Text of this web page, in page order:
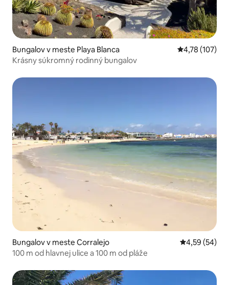
Bungalov v meste Playa Blanca Priemerné
4,78 (107)
Krásny súkromný rodinný bungalov
Bungalov v meste Corralejo Priemerné
4,59 (54)
100 m od hlavnej ulice a 100 m od pláže